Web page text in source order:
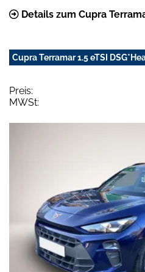
Details zum Cupra
Cupra Terramar 1.5 eTSI
Preis:
MWSt: